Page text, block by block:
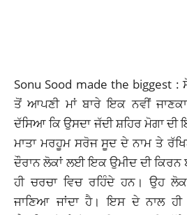
Sonu Sood made the biggest
ਤੋਂ ਆਪਣੀ ਮਾਂ ਬਾਰੇ ਇਕ ਨਵੀਂ
ਦੱਸਿਆ ਕਿ ਉਸਦਾ ਜੱਦੀ ਸ਼ਹਿਰ ਮੋਗਾ
ਮਾਤਾ ਮਰਹੂਮ ਸਰੋਜ ਸੂਦ ਦੇ ਨਾਮ ਤੇ
ਦੌਰਾਨ ਲੋਕਾਂ ਲਈ ਇਕ ਉਮੀਦ ਦੀ
ਹੀ ਚਰਚਾ ਵਿਚ ਰਹਿੰਦੇ ਹਨ। ਉਹ
ਜਾਣਿਆ ਜਾਂਦਾ ਹੈ। ਇਸ ਦੇ ਨਾਲ